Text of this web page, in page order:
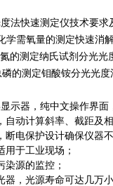
法快速测定仪技术要求
学需氧量的测定快速消
的测定纳氏试剂分光光
的测定钼酸铵分光光度
示器，纯中文操作界面
自动计算斜率、截距及
断电保护设计确保仪器
用于工业现场；
染源的监控；
器，光源寿命可达几万小